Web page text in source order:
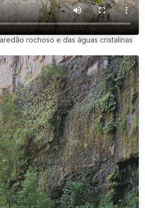
rochoso e das águas cristalinas